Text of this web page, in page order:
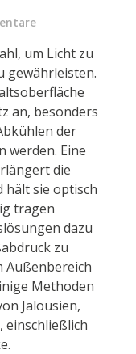
um Licht zu
gewährleisten.
an, besonders
der
Eine
die
hält sie optisch
tragen
dazu
zu
Außenbereich
Methoden
Jalousien,
einschließlich